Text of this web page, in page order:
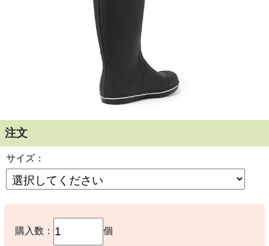
デッキ上のグリップ力は最高滑りにくいレーザーカッ
ナチュラルラバー素材製のノンスリップデッキブーツ。
内側はクイックドライのポリエステルで、ブーツトップには
磨耗防止のゴム加工が施されています
サイズ：25.0cm（39）～29.0cm（47）（5mm刻み）
※納期が 1カ月ほどかかる場合があります
●お取り寄せ品になります。1週間以内に入荷できない場合
は、改めてご連絡させていただきます。
注文
サイズ：
購入数： 個